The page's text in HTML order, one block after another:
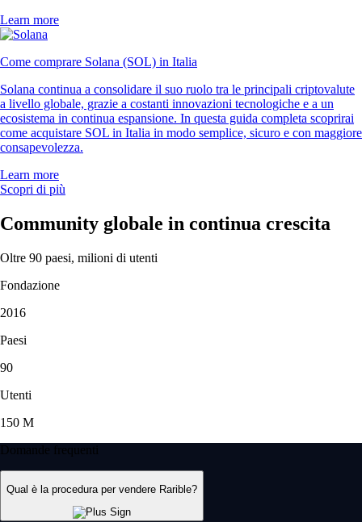
Learn more
Come comprare Solana (SOL) in Italia
Solana continua a consolidare il suo ruolo tra le principali criptovalute
a livello globale, grazie a costanti innovazioni tecnologiche e a un
ecosistema in continua espansione. In questa guida completa scoprirai
come acquistare SOL in Italia in modo semplice, sicuro e con maggiore
consapevolezza.
Learn more
Scopri di più
Community globale in continua crescita
Oltre 90 paesi, milioni di utenti
Fondazione
2016
Paesi
90
Utenti
150 M
Domande frequenti
Qual è la procedura per vendere Rarible?